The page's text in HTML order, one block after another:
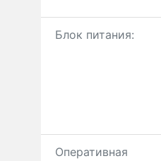
Блок питания:
Оперативная